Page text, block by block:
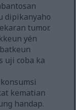
dipikanyaho
tumor.
yén
uji coba ka
kematian
handap.